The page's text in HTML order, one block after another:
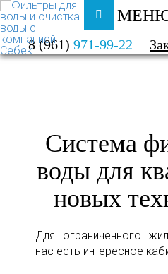
8 (961) 971-99-22
ФИЛЬТРЫ ДЛЯ ВОДЫ
КАТАЛОГ
Система
воды для
новых
Для ограниченного
нас есть интересное